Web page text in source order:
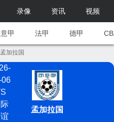
录像 资讯 视频
意甲 法甲 德甲
加拉国
06
孟加拉国